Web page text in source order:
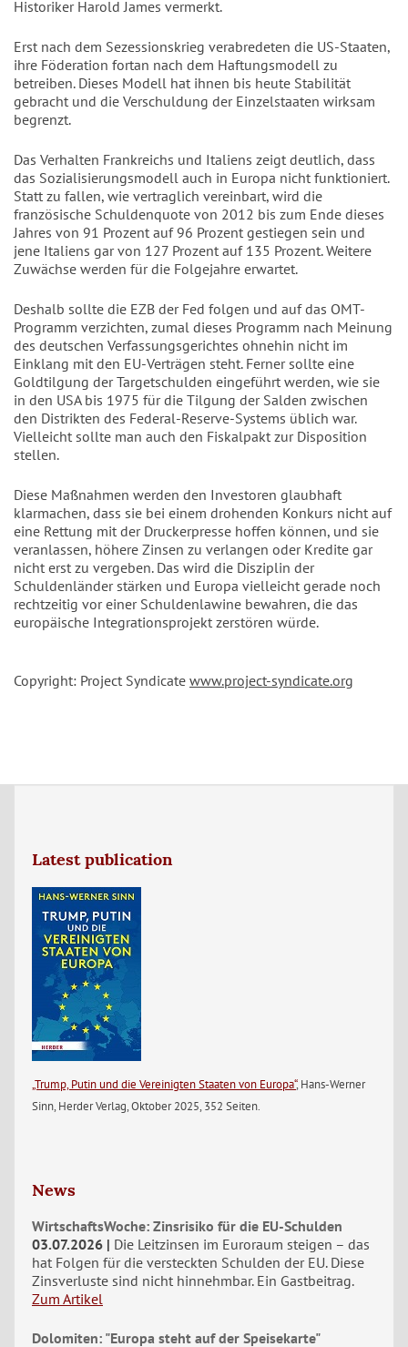
Historiker Harold James vermerkt.
Erst nach dem Sezessionskrieg verabredeten die US-Staaten,
ihre Föderation fortan nach dem Haftungsmodell zu
betreiben. Dieses Modell hat ihnen bis heute Stabilität
gebracht und die Verschuldung der Einzelstaaten wirksam
begrenzt.
Das Verhalten Frankreichs und Italiens zeigt deutlich, dass
das Sozialisierungsmodell auch in Europa nicht funktioniert.
Statt zu fallen, wie vertraglich vereinbart, wird die
französische Schuldenquote von 2012 bis zum Ende dieses
Jahres von 91 Prozent auf 96 Prozent gestiegen sein und
jene Italiens gar von 127 Prozent auf 135 Prozent. Weitere
Zuwächse werden für die Folgejahre erwartet.
Deshalb sollte die EZB der Fed folgen und auf das OMT-
Programm verzichten, zumal dieses Programm nach Meinung
des deutschen Verfassungsgerichtes ohnehin nicht im
Einklang mit den EU-Verträgen steht. Ferner sollte eine
Goldtilgung der Targetschulden eingeführt werden, wie sie
in den USA bis 1975 für die Tilgung der Salden zwischen
den Distrikten des Federal-Reserve-Systems üblich war.
Vielleicht sollte man auch den Fiskalpakt zur Disposition
stellen.
Diese Maßnahmen werden den Investoren glaubhaft
klarmachen, dass sie bei einem drohenden Konkurs nicht auf
eine Rettung mit der Druckerpresse hoffen können, und sie
veranlassen, höhere Zinsen zu verlangen oder Kredite gar
nicht erst zu vergeben. Das wird die Disziplin der
Schuldenländer stärken und Europa vielleicht gerade noch
rechtzeitig vor einer Schuldenlawine bewahren, die das
europäische Integrationsprojekt zerstören würde.
Copyright: Project Syndicate www.project-syndicate.org
Latest publication
„Trump, Putin und die Vereinigten Staaten von Europa“, Hans-Werner
Sinn, Herder Verlag, Oktober 2025, 352 Seiten.
News
WirtschaftsWoche: Zinsrisiko für die EU-Schulden
03.07.2026
Die Leitzinsen im Euroraum steigen – das
hat Folgen für die versteckten Schulden der EU. Diese
Zinsverluste sind nicht hinnehmbar. Ein Gastbeitrag.
Zum Artikel
Dolomiten: "Europa steht auf der Speisekarte"